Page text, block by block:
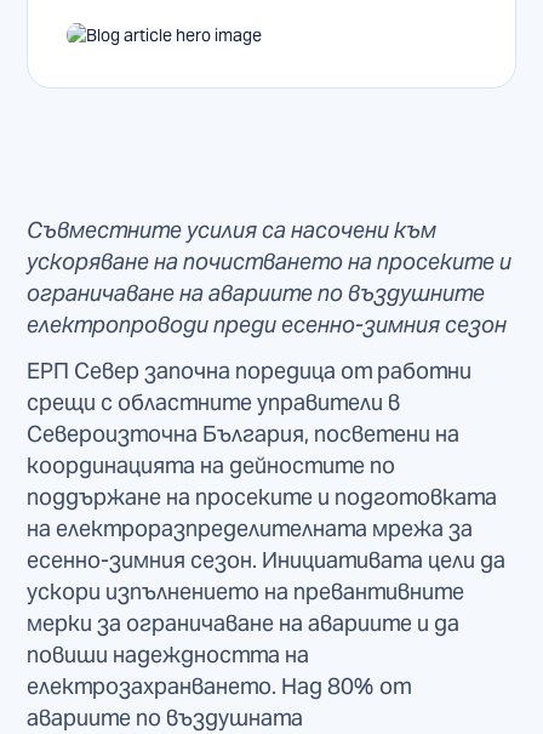
Съвместните усилия са насочени към
ускоряване на почистването на просеките и
ограничаване на авариите по въздушните
електропроводи преди есенно-зимния сезон
ЕРП Север започна поредица от работни
срещи с областните управители в
Североизточна България, посветени на
координацията на дейностите по
поддържане на просеките и подготовката
на електроразпределителната мрежа за
есенно-зимния сезон. Инициативата цели да
ускори изпълнението на превантивните
мерки за ограничаване на авариите и да
повиши надеждността на
електрозахранването. Над 80% от
авариите по въздушната